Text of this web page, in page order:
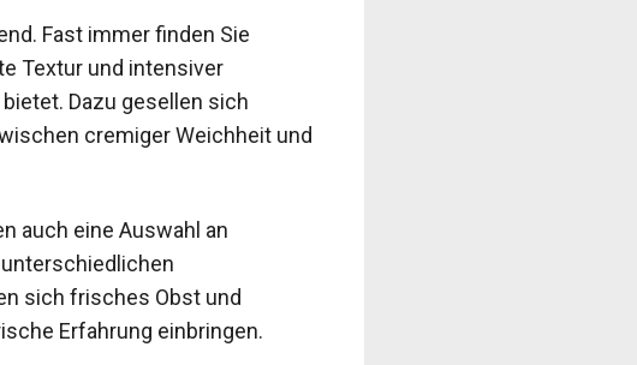
Fast immer finden Sie
Textur und intensiver
Dazu gesellen sich
cremiger Weichheit und
auch eine Auswahl an
sich frisches Obst und
Erfahrung einbringen.